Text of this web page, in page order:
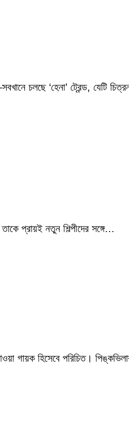
চলছে ‘হেনা’ ট্রেন্ড, যেটি
প্রায়ই নতুন শিল্পীদের সঙ্গে…
গায়ক হিসেবে পরিচিত।